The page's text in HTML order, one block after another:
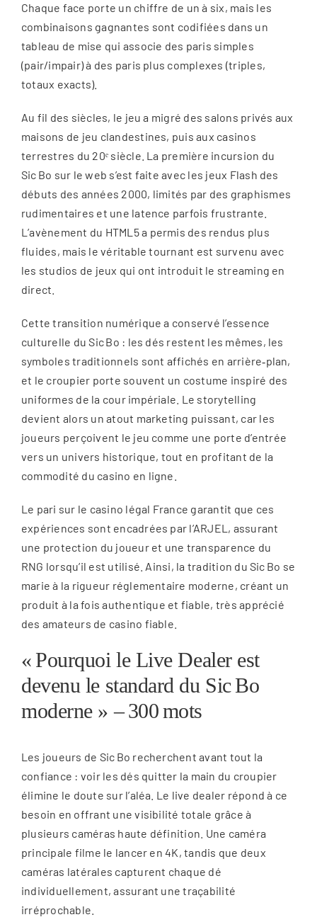
Chaque face porte un chiffre de un à six, mais les
combinaisons gagnantes sont codifiées dans un
tableau de mise qui associe des paris simples
(pair/impair) à des paris plus complexes (triples,
totaux exacts).
Au fil des siècles, le jeu a migré des salons privés aux
maisons de jeu clandestines, puis aux casinos
terrestres du 20ᵉ siècle. La première incursion du
Sic Bo sur le web s’est faite avec les jeux Flash des
débuts des années 2000, limités par des graphismes
rudimentaires et une latence parfois frustrante.
L’avènement du HTML5 a permis des rendus plus
fluides, mais le véritable tournant est survenu avec
les studios de jeux qui ont introduit le streaming en
direct.
Cette transition numérique a conservé l’essence
culturelle du Sic Bo : les dés restent les mêmes, les
symboles traditionnels sont affichés en arrière‑plan,
et le croupier porte souvent un costume inspiré des
uniformes de la cour impériale. Le storytelling
devient alors un atout marketing puissant, car les
joueurs perçoivent le jeu comme une porte d’entrée
vers un univers historique, tout en profitant de la
commodité du casino en ligne.
Le pari sur le casino légal France garantit que ces
expériences sont encadrées par l’ARJEL, assurant
une protection du joueur et une transparence du
RNG lorsqu’il est utilisé. Ainsi, la tradition du Sic Bo se
marie à la rigueur réglementaire moderne, créant un
produit à la fois authentique et fiable, très apprécié
des amateurs de casino fiable.
« Pourquoi le Live Dealer est
devenu le standard du Sic Bo
moderne » – 300 mots
Les joueurs de Sic Bo recherchent avant tout la
confiance : voir les dés quitter la main du croupier
élimine le doute sur l’aléa. Le live dealer répond à ce
besoin en offrant une visibilité totale grâce à
plusieurs caméras haute définition. Une caméra
principale filme le lancer en 4K, tandis que deux
caméras latérales capturent chaque dé
individuellement, assurant une traçabilité
irréprochable.